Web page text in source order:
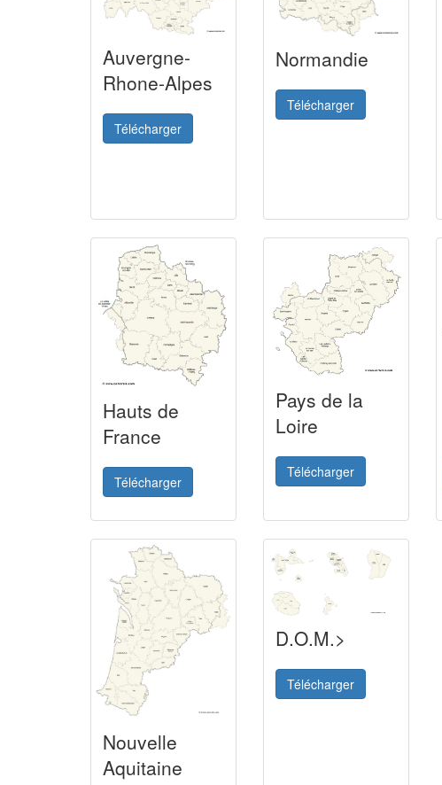
Auvergne-
Rhone-Alpes
Télécharger
Normandie
Télécharger
Hauts de
France
Télécharger
Pays de la
Loire
Télécharger
Nouvelle
Aquitaine
D.O.M.>
Télécharger